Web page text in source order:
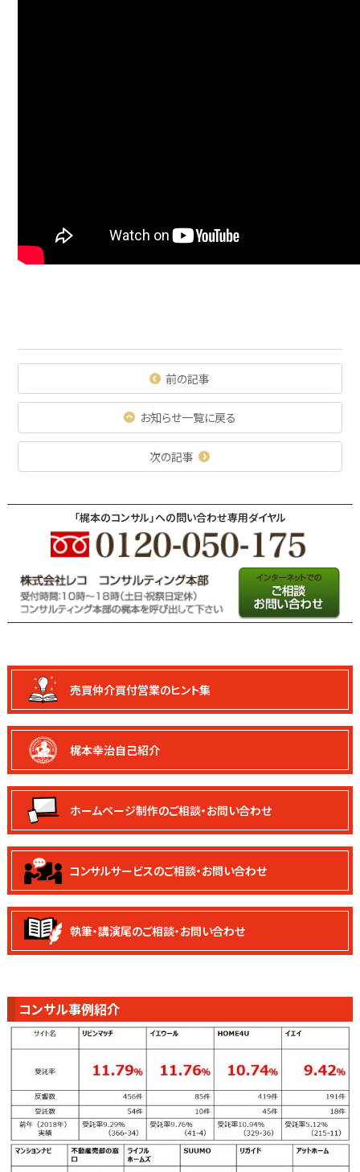
前の記事
お知らせ一覧に戻る
次の記事
「梶本のコンサル」への問い合わせ専用ダイヤル
売買仲介買付営業のヒント集
梶本幸治自己紹介
ホームページ制作のご相談・お問い合わせ
コンサルサービスのご相談・お問い合わせ
執筆・講演尾のご相談・お問い合わせ
コンサル事例紹介